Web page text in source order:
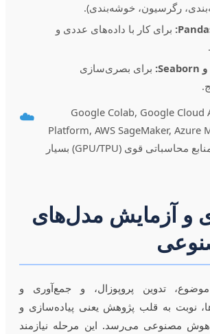
رگرسیون، خوشه‌بندی).
برای کار با داده‌های عددی و
برای بصری‌سازی
☁️
Google Colab, Google Cloud
Platform, AWS SageMaker, Azure
برای دسترسی به منابع محاسباتی قوی (GPU/TPU) بسیار
و آزمایش مدل‌های
تدوین پروپوزال، و جمع‌آوری و
نوبت به قلب پژوهش یعنی پیاده‌سازی و
مصنوعی می‌رسد. این مرحله نیازمند